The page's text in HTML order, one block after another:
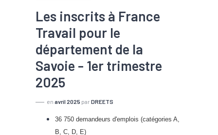
Les inscrits à France
Travail pour le
département de la
Savoie - 1er trimestre
2025
en avril 2025 par DREETS
36 750 demandeurs d'emplois (catégories A,
B, C, D, E)